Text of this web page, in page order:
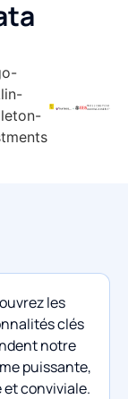
les
clés
notre
puissante,
conviviale.